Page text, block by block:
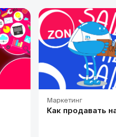
Маркетинг
Как продавать